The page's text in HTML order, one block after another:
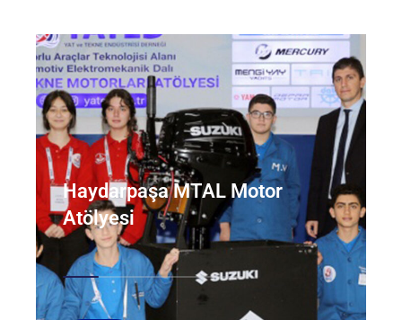
Haydarpaşa MTAL Motor
Atölyesi